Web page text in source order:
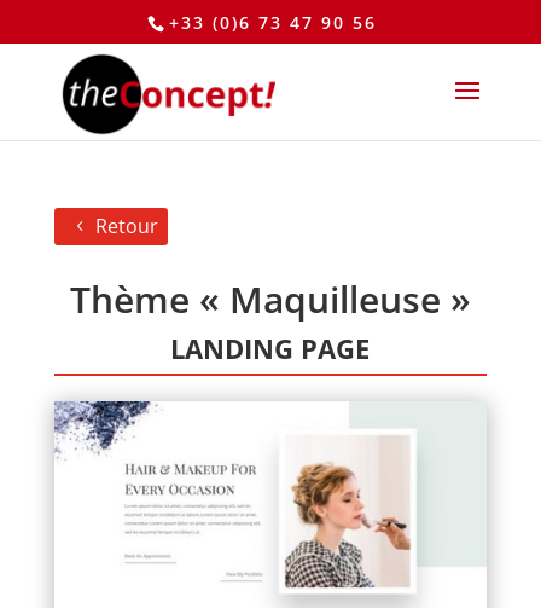
+33 (0)6 73 47 90 56
Retour
Thème « Maquilleuse »
LANDING PAGE